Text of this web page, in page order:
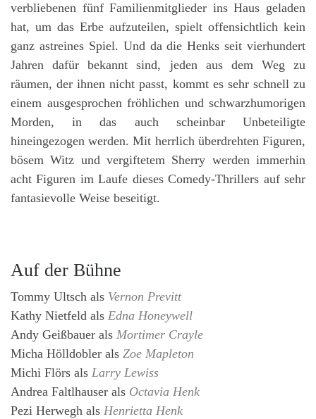
verbliebenen fünf Familienmitglieder ins Haus geladen
hat, um das Erbe aufzuteilen, spielt offensichtlich kein
ganz astreines Spiel. Und da die Henks seit vierhundert
Jahren dafür bekannt sind, jeden aus dem Weg zu
räumen, der ihnen nicht passt, kommt es sehr schnell zu
einem ausgesprochen fröhlichen und schwarzhumorigen
Morden, in das auch scheinbar Unbeteiligte
hineingezogen werden. Mit herrlich überdrehten Figuren,
bösem Witz und vergiftetem Sherry werden immerhin
acht Figuren im Laufe dieses Comedy-Thrillers auf sehr
fantasievolle Weise beseitigt.
Auf der Bühne
Tommy Ultsch als Vernon Previtt
Kathy Nietfeld als Edna Honeywell
Andy Geißbauer als Mortimer Crayle
Micha Hölldobler als Zoe Mapleton
Michi Flörs als Larry Lewiss
Andrea Faltlhauser als Octavia Henk
Pezi Herwegh als Henrietta Henk